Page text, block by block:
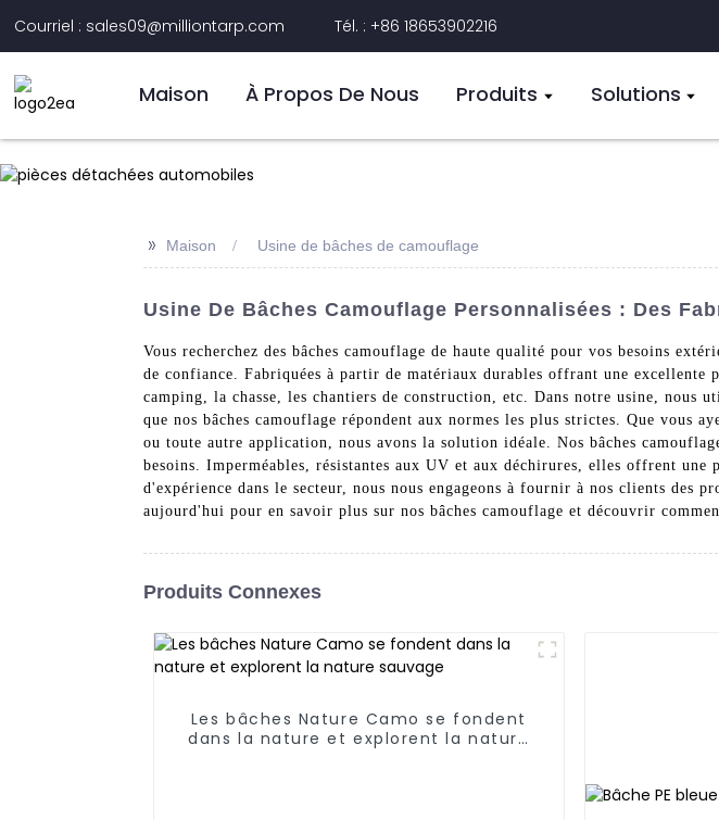
Courriel : sales09@milliontarp.com Tél. : +86 18653902216
Maison À Propos De Nous Produits Solutions
>> Maison Usine de bâches de camouflage
Usine De Bâches Camouflage Personnalisées : Des
Vous recherchez des bâches camouflage de haute qualité pour vos besoins
de confiance. Fabriquées à partir de matériaux durables offrant une
camping, la chasse, les chantiers de construction, etc. Dans notre usine,
que nos bâches camouflage répondent aux normes les plus strictes. Que vous
ou toute autre application, nous avons la solution idéale. Nos bâches
besoins. Imperméables, résistantes aux UV et aux déchirures, elles offrent une
d'expérience dans le secteur, nous nous engageons à fournir à nos clients des
aujourd'hui pour en savoir plus sur nos bâches camouflage et découvrir
Produits Connexes
Les bâches Nature Camo se fondent
dans la nature et explorent la nature